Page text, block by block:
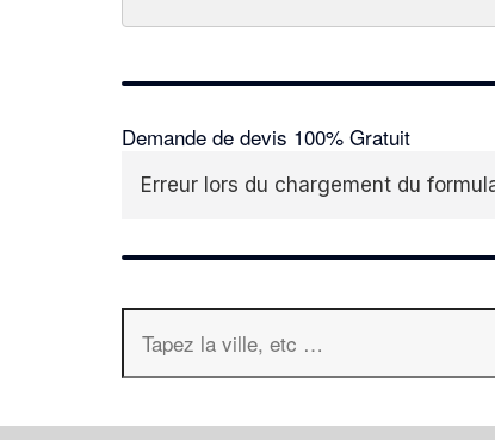
Demande de devis 100% Gratuit
Erreur lors du chargement du